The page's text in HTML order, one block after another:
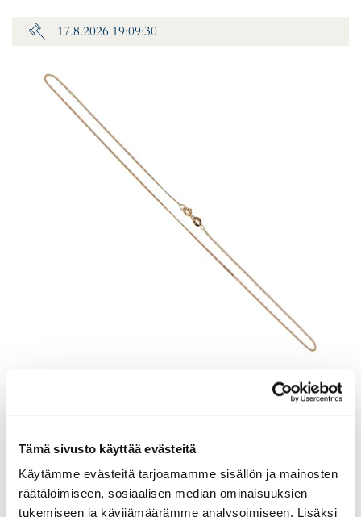
Tämä sivusto käyttää evästeitä
Käytämme evästeitä tarjoamamme sisällön ja mainosten
räätälöimiseen, sosiaalisen median ominaisuuksien
tukemiseen ja kävijämäärämme analysoimiseen. Lisäksi
17.8.2026 19:09:30
Vuosaaren Pantti
17.8.2026 19:14:30